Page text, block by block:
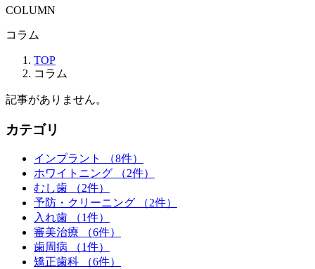
COLUMN
コラム
TOP
コラム
記事がありません。
カテゴリ
インプラント
（8件）
ホワイトニング
（2件）
むし歯
（2件）
予防・クリーニング
（2件）
入れ歯
（1件）
審美治療
（6件）
歯周病
（1件）
矯正歯科
（6件）